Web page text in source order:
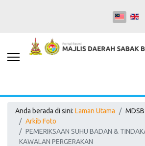
Anda berada di sini: Laman Utama MDSB
Arkib Foto
PEMERIKSAAN SUHU BADAN &
KAWALAN PERGERAKAN